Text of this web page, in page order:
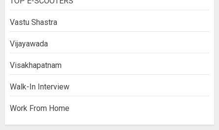
Vastu Shastra
Vijayawada
Visakhapatnam
Walk-In Interview
Work From Home